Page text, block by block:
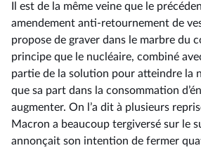
Il est de la même veine que le
amendement anti-retournement de
propose de graver dans le marbre du
principe que le nucléaire, combiné
partie de la solution pour atteindre la
que sa part dans la consommation
augmenter. On l’a dit à plusieurs
Macron a beaucoup tergiversé sur le
annonçait son intention de fermer